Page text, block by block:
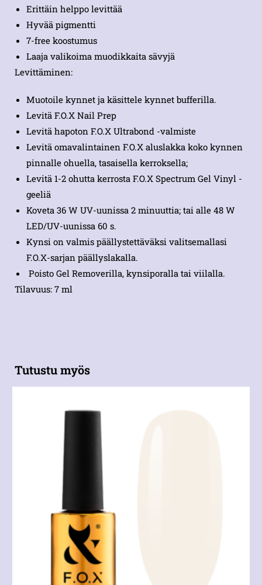
Erittäin helppo levittää
Hyvää pigmentti
7-free koostumus
Laaja valikoima muodikkaita sävyjä
Levittäminen:
Muotoile kynnet ja käsittele kynnet bufferilla.
Levitä F.O.X Nail Prep
Levitä hapoton F.O.X Ultrabond -valmiste
Levitä omavalintainen F.O.X aluslakka koko kynnen
pinnalle ohuella, tasaisella kerroksella;
Levitä 1-2 ohutta kerrosta F.O.X Spectrum Gel Vinyl -
geeliä
Koveta 36 W UV-uunissa 2 minuuttia; tai alle 48 W
LED/UV-uunissa 60 s.
Kynsi on valmis päällystettäväksi valitsemallasi
F.O.X-sarjan päällyslakalla.
Poisto Gel Removerilla, kynsiporalla tai viilalla.
Tilavuus: 7 ml
Tutustu myös